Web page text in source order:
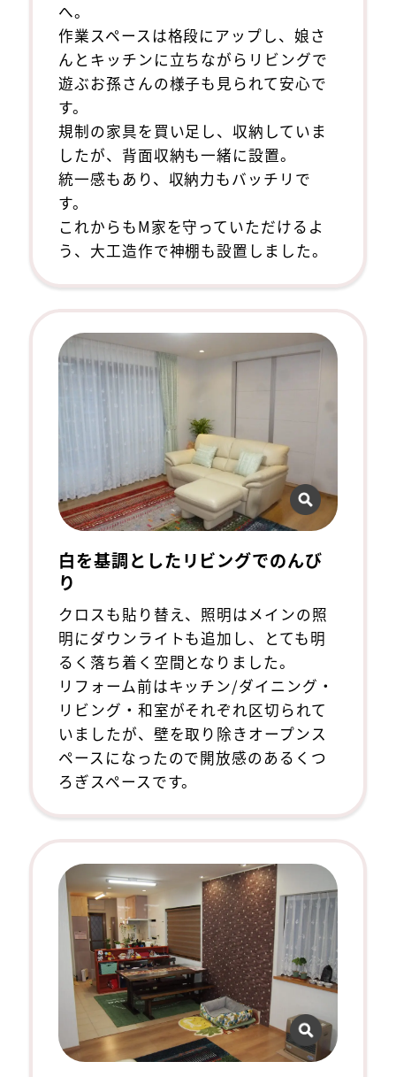
へ。
作業スペースは格段にアップし、娘さ
んとキッチンに立ちながらリビングで
遊ぶお孫さんの様子も見られて安心で
す。
規制の家具を買い足し、収納していま
したが、背面収納も一緒に設置。
統一感もあり、収納力もバッチリで
す。
これからもM家を守っていただけるよ
う、大工造作で神棚も設置しました。
白を基調としたリビングでのんび
り
クロスも貼り替え、照明はメインの照
明にダウンライトも追加し、とても明
るく落ち着く空間となりました。
リフォーム前はキッチン/ダイニング・
リビング・和室がそれぞれ区切られて
いましたが、壁を取り除きオープンス
ペースになったので開放感のあるくつ
ろぎスペースです。